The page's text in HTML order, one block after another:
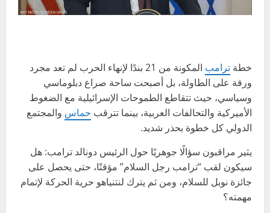
خطة ترامب
المكونة من 21 بندًا لإنهاء الحرب لم تعد مجرد
ورقة على الطاولة، بل أصبحت ساحة صراع دبلوماسي
وسياسي، حيث تتقاطع الطموحات الإسرائيلية مع الضغوط
الأميركية والتحالفات العربية، بينما تترقب حماس والمجتمع
الدولي كل خطوة بحذر شديد.
يثير مراقبون سؤالًا جوهريًا حول الرئيس دونالد ترامب: هل
سيكون لقب “ترامب رجل السلام” مؤقتًا، حتى يحصل على
جائزة نوبل للسلام، ومن ثم يترك لنتنياهو حرية الحركة لإتمام
مهمته؟